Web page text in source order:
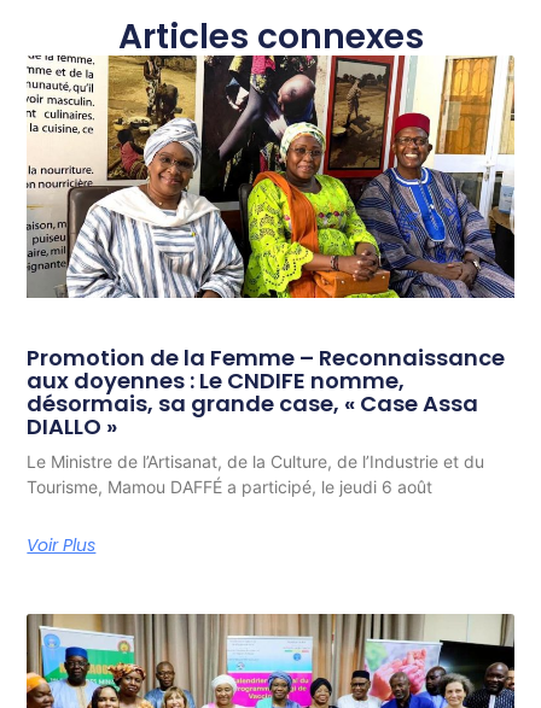
Articles connexes
Promotion de la Femme – Reconnaissance
aux doyennes : Le CNDIFE nomme,
désormais, sa grande case, « Case Assa
DIALLO »
Le Ministre de l’Artisanat, de la Culture, de l’Industrie et du
Tourisme, Mamou DAFFÉ a participé, le jeudi 6 août
Voir Plus